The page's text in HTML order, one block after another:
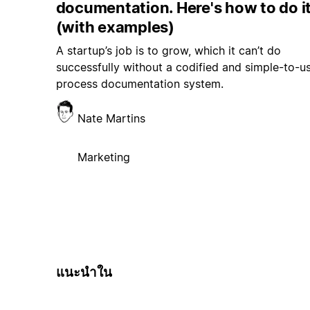
documentation. Here's how to do
(with examples)
A startup’s job is to grow, which it can’t do
successfully without a codified and simple-to-
process documentation system.
Nate Martins
Marketing
แนะนำใน